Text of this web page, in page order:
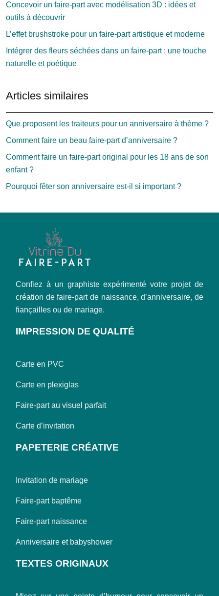
Concevoir un faire-part avec modélisation 3D : idées et
outils à découvrir
L’effet brushstroke pour un faire-part artistique et moderne
Intégrer des fleurs séchées dans un faire-part : une touche
naturelle et poétique
Articles similaires
Que proposent les traiteurs pour un anniversaire à thème ?
Comment faire un beau faire-part d’anniversaire ?
Comment faire un faire-part original pour les 18 ans de son
enfant ?
Pourquoi fêter son anniversaire est-il si important ?
Confiez à un graphiste expérimenté votre projet de
création de faire-part de naissance, d’anniversaire, de
fiançailles ou de mariage.
IMPRESSION DE QUALITÉ
Carte en PVC
Carte en plexiglas
Faire-part au visuel parfait
Carte d’invitation
PAPETERIE CRÉATIVE
Invitation de mariage
Faire-part baptême
Faire-part naissance
Anniversaire et babyshower
TEXTES ORIGINAUX